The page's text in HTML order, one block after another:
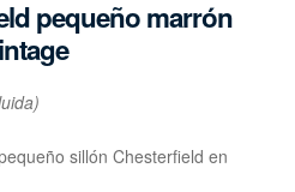
pequeño marrón
sillón Chesterfield en